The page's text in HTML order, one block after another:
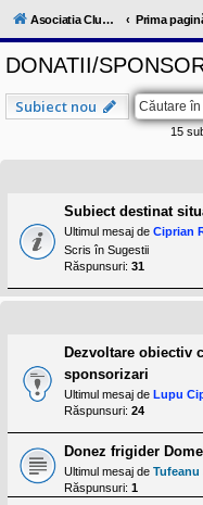
l
u
V
c
o
e
a
p
s
i
o
d
e
r
u
Asociatia ClubRV-RO Prima
DONATII/
Subiect nou
15
Subiect destinat
Ultimul mesaj de Ciprian
Scris în Sugestii
Răspunsuri: 31
Dezvoltare obiectiv
sponsorizari
Ultimul mesaj de Lupu
Răspunsuri: 24
Donez frigider
Ultimul mesaj de Tufeanu
Răspunsuri: 1